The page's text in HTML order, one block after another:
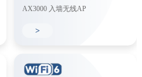
AX3000 入墙无线AP
>